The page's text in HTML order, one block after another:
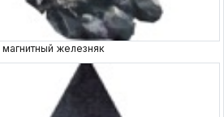
магнитный железняк